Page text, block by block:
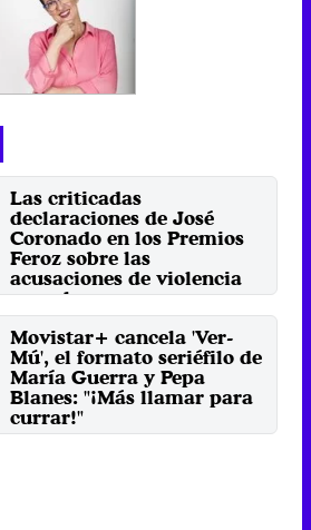
Las criticadas
declaraciones de José
Coronado en los Premios
Feroz sobre las
acusaciones de violencia
sexual
Sábado 27 Enero 2024 18:27
Movistar+ cancela 'Ver-
Mú', el formato seriéfilo de
María Guerra y Pepa
Blanes: "¡Más llamar para
currar!"
Viernes 17 Diciembre 2021 12:34